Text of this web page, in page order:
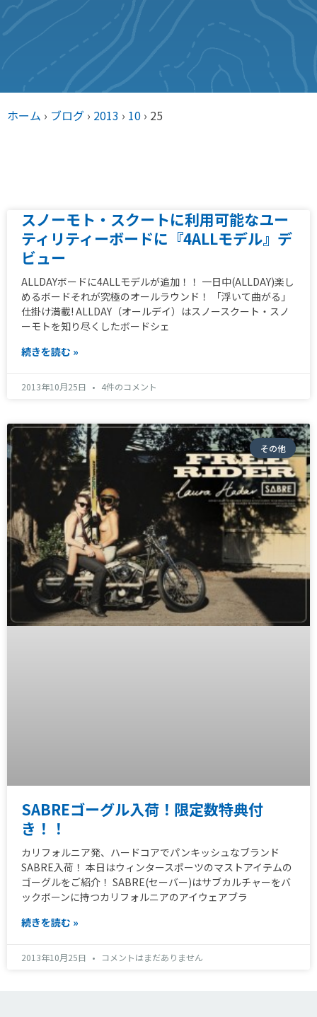
ホーム › ブログ › 2013 › 10 › 25
スノーモト・スクートに利用可能なユー
ティリティーボードに『4ALLモデル』デ
ビュー
ALLDAYボードに4ALLモデルが追加！！ 一日中(ALLDAY)楽し
めるボードそれが究極のオールラウンド！ 「浮いて曲がる」
仕掛け満載! ALLDAY（オールデイ）はスノースクート・スノ
ーモトを知り尽くしたボードシェ
続きを読む »
2013年10月25日 4件のコメント
その他
SABREゴーグル入荷！限定数特典付
き！！
カリフォルニア発、ハードコアでパンキッシュなブランド
SABRE入荷！ 本日はウィンタースポーツのマストアイテムの
ゴーグルをご紹介！ SABRE(セーバー)はサブカルチャーをバ
ックボーンに持つカリフォルニアのアイウェアブラ
続きを読む »
2013年10月25日 コメントはまだありません